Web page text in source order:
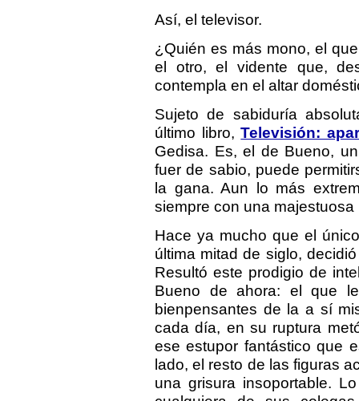
Así, el televisor.
¿Quién es más mono, el
el otro, el vidente que,
contempla en el altar
Sujeto de sabiduría
último libro,Televisión:
Gedisa. Es, el de Bueno,
fuer de sabio, puede
la gana. Aun lo más
siempre con una majestuosa
Hace ya mucho que el
última mitad de siglo,
Resultó este prodigio de
Bueno de ahora: el que
bienpensantes de la a sí
cada día, en su ruptura
ese estupor fantástico que
lado, el resto de las figuras
una grisura insoportable.